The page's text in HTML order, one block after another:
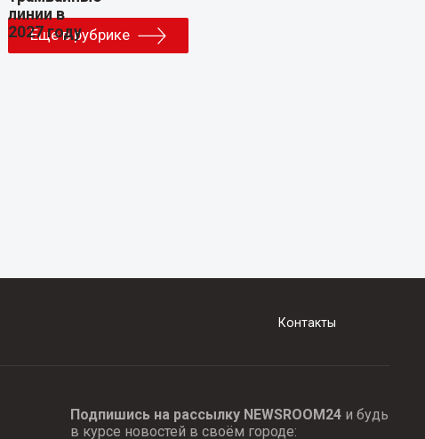
Еще в рубрике
Контакты
Подпишись на рассылку NEWSROOM24и будь
в курсе новостей в своём городе: